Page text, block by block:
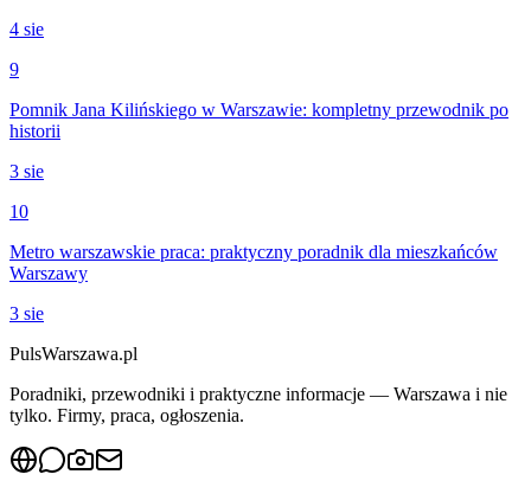
4 sie
9
Pomnik Jana Kilińskiego w Warszawie: kompletny przewodnik po
historii
3 sie
10
Metro warszawskie praca: praktyczny poradnik dla mieszkańców
Warszawy
3 sie
PulsWarszawa.pl
Poradniki, przewodniki i praktyczne informacje — Warszawa i nie
tylko. Firmy, praca, ogłoszenia.